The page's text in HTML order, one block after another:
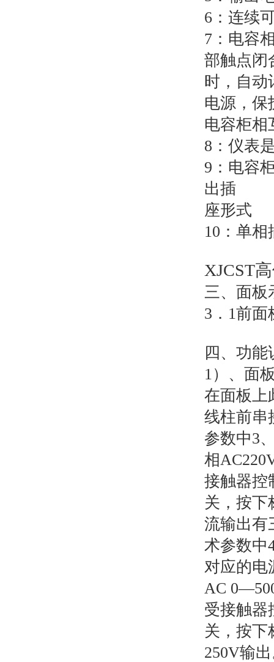
6：连续
7：电容
部触点闭
时，自动
电源，保
电容柜相
8：仪表
9：电容
出插
座形式
10：单
XJCST
三、面板
3．1前面
四、功能
1）、面
在面板上
线柱前串
参数中3
相
接触器控
关，按下
流输出有
术参数中
对应的电
AC
受接触器
关，按
250V输